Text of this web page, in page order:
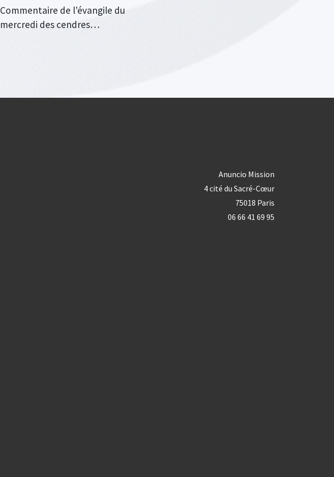
Commentaire de l'évangile du
mercredi des cendres…
Anuncio Mission
4 cité du Sacré-Cœur
75018 Paris
06 66 41 69 95